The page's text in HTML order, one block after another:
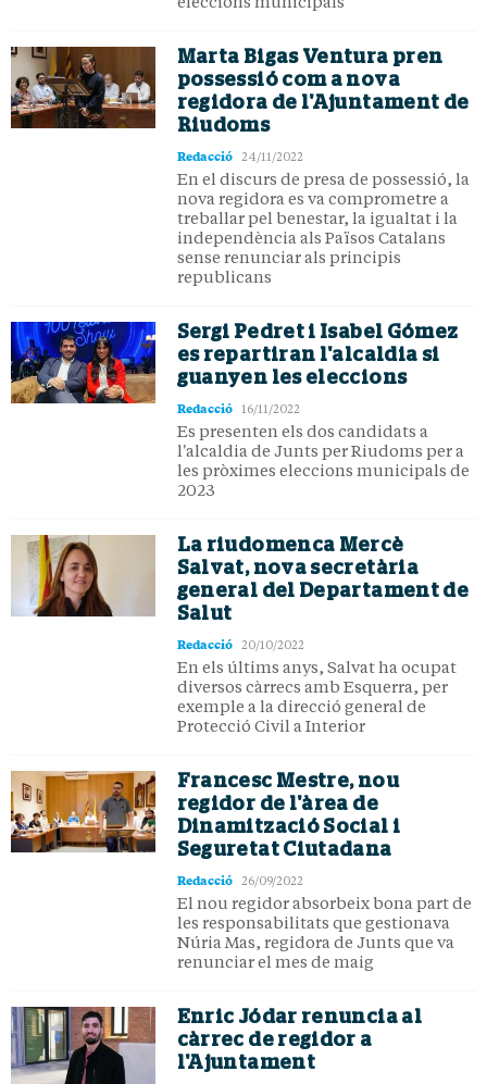
eleccions municipals
Marta Bigas Ventura pren
possessió com a nova
regidora de l'Ajuntament de
Riudoms
Redacció 24/11/2022
En el discurs de presa de possessió, la
nova regidora es va comprometre a
treballar pel benestar, la igualtat i la
independència als Països Catalans
sense renunciar als principis
republicans
Sergi Pedret i Isabel Gómez
es repartiran l'alcaldia si
guanyen les eleccions
Redacció 16/11/2022
Es presenten els dos candidats a
l'alcaldia de Junts per Riudoms per a
les pròximes eleccions municipals de
2023
La riudomenca Mercè
Salvat, nova secretària
general del Departament de
Salut
Redacció 20/10/2022
En els últims anys, Salvat ha ocupat
diversos càrrecs amb Esquerra, per
exemple a la direcció general de
Protecció Civil a Interior
Francesc Mestre, nou
regidor de l'àrea de
Dinamització Social i
Seguretat Ciutadana
Redacció 26/09/2022
El nou regidor absorbeix bona part de
les responsabilitats que gestionava
Núria Mas, regidora de Junts que va
renunciar el mes de maig
Enric Jódar renuncia al
càrrec de regidor a
l'Ajuntament